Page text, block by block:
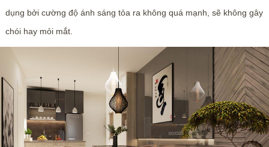
dụng bởi cường độ ánh sáng tỏa ra không quá mạnh, sẽ không gây
chói hay mỏi mắt.